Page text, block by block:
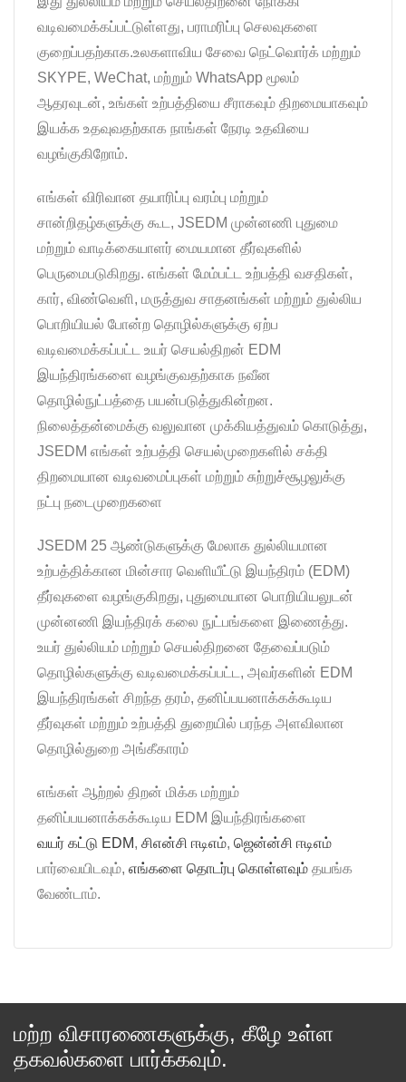
வடிவமைக்கப்பட்டுள்ளது, பராமரிப்பு செலவுகளை
குறைப்பதற்காக.உலகளாவிய சேவை நெட்வொர்க் மற்றும்
SKYPE, WeChat, மற்றும் WhatsApp மூலம்
ஆதரவுடன், உங்கள் உற்பத்தியை சீராகவும் திறமையாகவும்
இயக்க உதவுவதற்காக நாங்கள் நேரடி உதவியை
வழங்குகிறோம்.
எங்கள் விரிவான தயாரிப்பு வரம்பு மற்றும்
சான்றிதழ்களுக்கு கூட, JSEDM முன்னணி புதுமை
மற்றும் வாடிக்கையாளர் மையமான தீர்வுகளில்
பெருமைபடுகிறது. எங்கள் மேம்பட்ட உற்பத்தி வசதிகள்,
கார், விண்வெளி, மருத்துவ சாதனங்கள் மற்றும் துல்லிய
பொறியியல் போன்ற தொழில்களுக்கு ஏற்ப
வடிவமைக்கப்பட்ட உயர் செயல்திறன் EDM
இயந்திரங்களை வழங்குவதற்காக நவீன
தொழில்நுட்பத்தை பயன்படுத்துகின்றன.
நிலைத்தன்மைக்கு வலுவான முக்கியத்துவம் கொடுத்து,
JSEDM எங்கள் உற்பத்தி செயல்முறைகளில் சக்தி
திறமையான வடிவமைப்புகள் மற்றும் சுற்றுச்சூழலுக்கு
நட்பு நடைமுறைகளை
JSEDM 25 ஆண்டுகளுக்கு மேலாக துல்லியமான
உற்பத்திக்கான மின்சார வெளியீட்டு இயந்திரம் (EDM)
தீர்வுகளை வழங்குகிறது, புதுமையான பொறியியலுடன்
முன்னணி இயந்திரக் கலை நுட்பங்களை இணைத்து.
உயர் துல்லியம் மற்றும் செயல்திறனை தேவைப்படும்
தொழில்களுக்கு வடிவமைக்கப்பட்ட, அவர்களின் EDM
இயந்திரங்கள் சிறந்த தரம், தனிப்பயனாக்கக்கூடிய
தீர்வுகள் மற்றும் உற்பத்தி துறையில் பரந்த அளவிலான
தொழில்துறை அங்கீகாரம்
எங்கள் ஆற்றல் திறன் மிக்க மற்றும்
தனிப்பயனாக்கக்கூடிய EDM இயந்திரங்களை
வயர் கட்டு EDM, சிஎன்சி ஈடிஎம், ஜென்ன்சி ஈடிஎம்
பார்வையிடவும், எங்களை தொடர்பு கொள்ளவும் தயங்க
வேண்டாம்.
மற்ற விசாரணைகளுக்கு, கீழே உள்ள
தகவல்களை பார்க்கவும்.